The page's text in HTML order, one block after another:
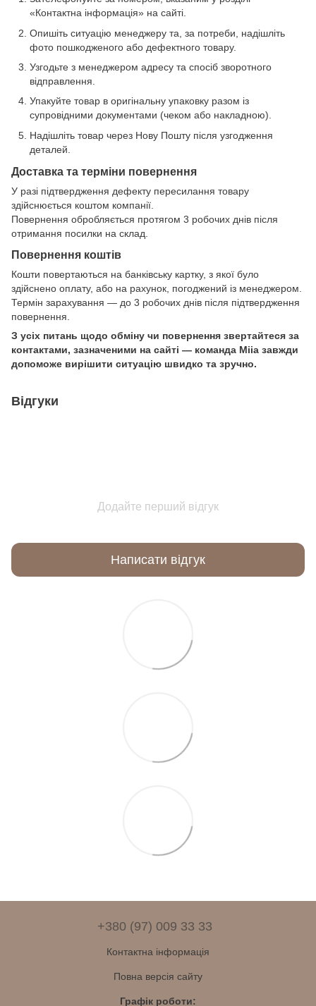
«Контактна інформація» на сайті.
Опишіть ситуацію менеджеру та, за потреби, надішліть
фото пошкодженого або дефектного товару.
Узгодьте з менеджером адресу та спосіб зворотного
відправлення.
Упакуйте товар в оригінальну упаковку разом із
супровідними документами (чеком або накладною).
Надішліть товар через Нову Пошту після узгодження
деталей.
Доставка та терміни повернення
У разі підтвердження дефекту пересилання товару
здійснюється коштом компанії.
Повернення обробляється протягом 3 робочих днів після
отримання посилки на склад.
Повернення коштів
Кошти повертаються на банківську картку, з якої було
здійснено оплату, або на рахунок, погоджений із менеджером.
Термін зарахування — до 3 робочих днів після підтвердження
повернення.
З усіх питань щодо обміну чи повернення звертайтеся за
контактами, зазначеними на сайті — команда Miia завжди
допоможе вирішити ситуацію швидко та зручно.
Відгуки
Додайте перший відгук
Написати відгук
+380 (97) 009 33 33
Контактна інформація
Повна версія сайту
Графік роботи: